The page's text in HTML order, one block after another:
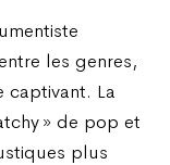
les genres,
captivant. La
» de pop et
plus